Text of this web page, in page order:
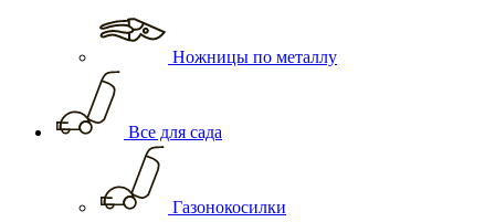
Ножницы по металлу
Все для сада
Газонокосилки